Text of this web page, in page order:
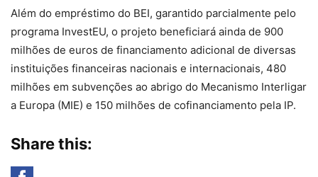
Além do empréstimo do BEI, garantido parcialmente pelo
programa InvestEU, o projeto beneficiará ainda de 900
milhões de euros de financiamento adicional de diversas
instituições financeiras nacionais e internacionais, 480
milhões em subvenções ao abrigo do Mecanismo Interligar
a Europa (MIE) e 150 milhões de cofinanciamento pela IP.
Share this: